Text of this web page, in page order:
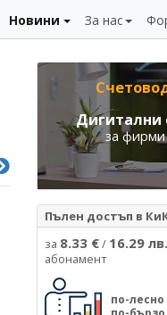
Новини За нас
Дигитални
за фирми
Пълен достъп в
за 8.33 €/ 16.29 лв.
абонамент
по-лесно